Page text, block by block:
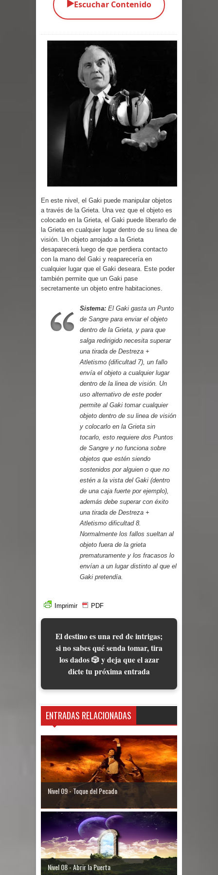
Parte 04: Oídos Sordos
Parte 02: Vuelve el Hijo Prodigo
Parte 01: El Comienzo
Parte 01: El Enemigo Interior
Exaltados y Muertos Vivientes
Los Muertos se Levantan (Relato)
Cuentos
Parte 08: Ultratumba
▶️Escuchar Contenido
En este nivel, el Gaki puede manipular objetos
a través de la Grieta. Una vez que el objeto es
colocado en la Grieta, el Gaki puede liberarlo de
la Grieta en cualquier lugar dentro de su linea de
visión. Un objeto arrojado a la Grieta
desaparecerá luego de que perdiera contacto
con la mano del Gaki y reaparecería en
cualquier lugar que el Gaki deseara. Este poder
también permite que un Gaki pase
secretamente un objeto entre habitaciones.
Sistema: El Gaki gasta un Punto
de Sangre para enviar el objeto
dentro de la Grieta, y para que
salga redirigido necesita superar
una tirada de Destreza +
Atletismo (dificultad 7), un fallo
envía el objeto a cualquier lugar
dentro de la linea de visión. Un
uso alternativo de este poder
permite al Gaki tomar cualquier
objeto dentro de su linea de visión
y colocarlo en la Grieta sin
tocarlo, esto requiere dos Puntos
de Sangre y no funciona sobre
objetos que estén siendo
sostenidos por alguien o que no
estén a la vista del Gaki (dentro
de una caja fuerte por ejemplo),
además debe superar con éxito
una tirada de Destreza +
Atletismo dificultad 8.
Normalmente los fallos sueltan al
objeto fuera de la grieta
prematuramente y los fracasos lo
envían a un lugar distinto al que el
Gaki pretendía.
Imprimir PDF
El destino es una red de intrigas;
si no sabes qué senda tomar, tira
los dados 🎲 y deja que el azar
dicte tu próxima entrada
ENTRADAS RELACIONADAS
Nivel 09 - Toque del Pecado
Nivel 08 - Abrir la Puerta